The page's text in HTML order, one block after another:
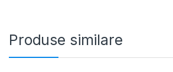
Produse similare